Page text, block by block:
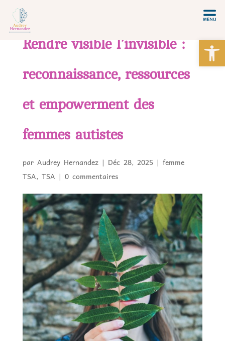
Rendre visible l’invisible :
reconnaissance, ressources
et empowerment des
femmes autistes
par Audrey Hernandez| Déc 28, 2025| femme
TSA, TSA | 0 commentaires